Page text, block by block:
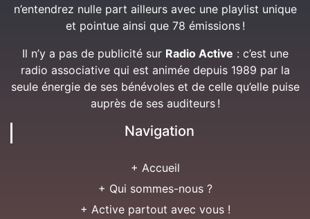
n’entendrez nulle part ailleurs avec une playlist unique
et pointue ainsi que 78 émissions !
Il n’y a pas de publicité sur Radio Active : c’est une
radio associative qui est animée depuis 1989 par la
seule énergie de ses bénévoles et de celle qu’elle puise
auprès de ses auditeurs !
Navigation
+ Accueil
+ Qui sommes-nous ?
+ Active partout avec vous !